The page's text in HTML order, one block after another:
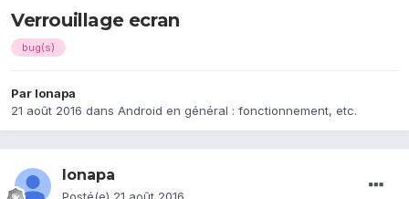
Verrouillage ecran
bug(s)
Par lonapa
21 août 2016 dans Android en général : fonctionnement, etc.
lonapa